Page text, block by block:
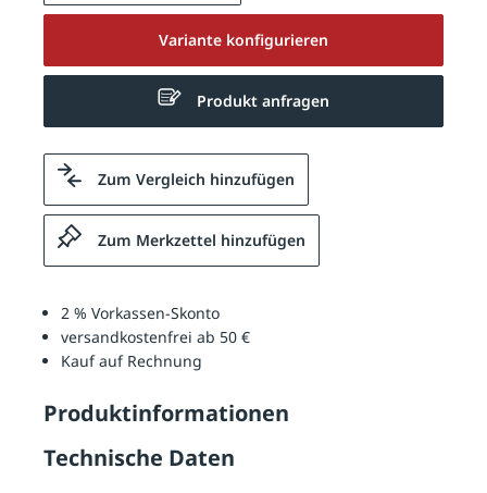
Variante konfigurieren
Produkt anfragen
Zum Vergleich hinzufügen
Zum Merkzettel hinzufügen
2 % Vorkassen-Skonto
versandkostenfrei ab 50 €
Kauf auf Rechnung
Produktinformationen
Technische Daten